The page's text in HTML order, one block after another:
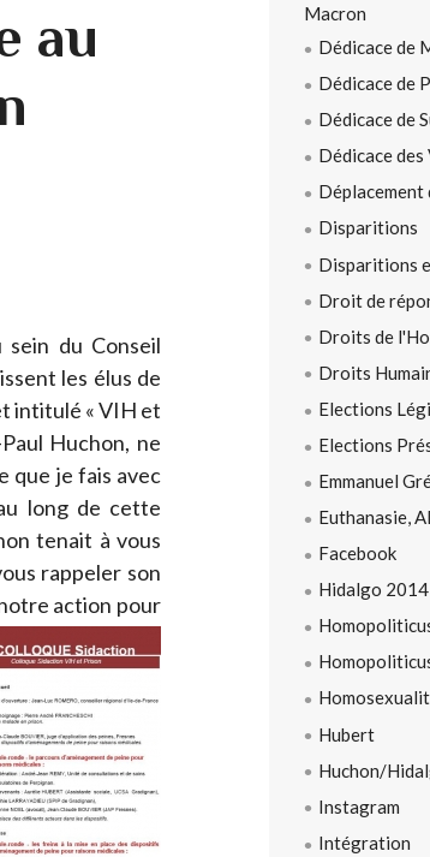
au
sein du Conseil
les élus de
intitulé « VIH et
Huchon, ne
que je fais avec
long de cette
tenait à vous
rappeler son
action pour
Macron
Dédicace de
Dédicace de
Dédicace de
Dédicace
Déplacement
Disparitions
Disparitions
Droit de
Droits de
Droits
Elections
Elections
Emmanuel
Euthanasie,
Facebook
Hidalgo 2014
Hubert
Huchon/
Instagram
Intégration